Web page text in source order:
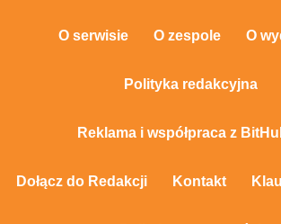
O serwisie O zespole O
Polityka redakcyjna
Reklama i współpraca z
Dołącz do Redakcji Kontakt